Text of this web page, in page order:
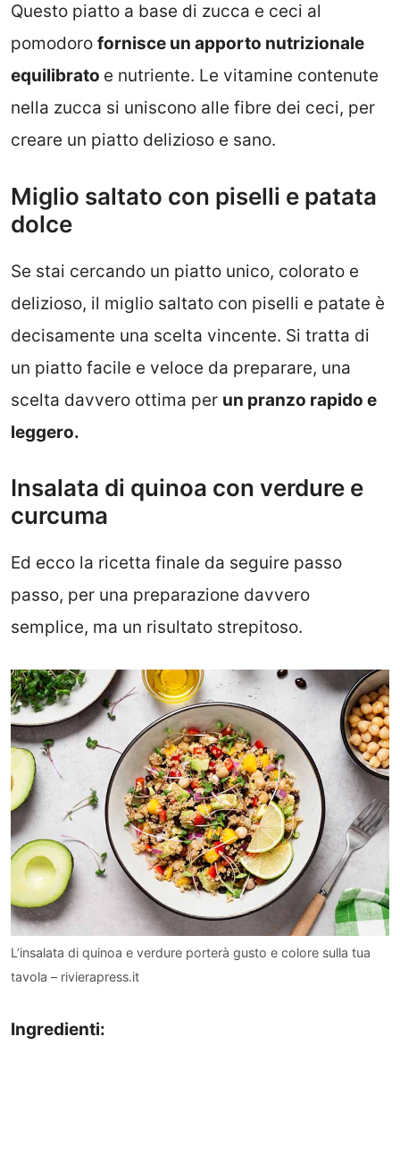
Questo piatto a base di zucca e ceci al
pomodoro fornisce un apporto nutrizionale
equilibrato e nutriente. Le vitamine contenute
nella zucca si uniscono alle fibre dei ceci, per
creare un piatto delizioso e sano.
Miglio saltato con piselli e patata
dolce
Se stai cercando un piatto unico, colorato e
delizioso, il miglio saltato con piselli e patate è
decisamente una scelta vincente. Si tratta di
un piatto facile e veloce da preparare, una
scelta davvero ottima per un pranzo rapido e
leggero.
Insalata di quinoa con verdure e
curcuma
Ed ecco la ricetta finale da seguire passo
passo, per una preparazione davvero
semplice, ma un risultato strepitoso.
L’insalata di quinoa e verdure porterà gusto e colore sulla tua
tavola – rivierapress.it
Ingredienti: